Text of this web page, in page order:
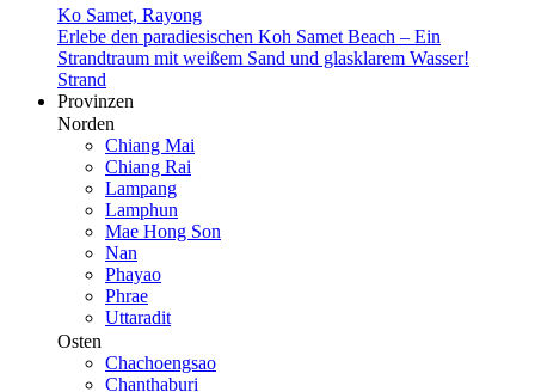
Ko Samet, Rayong
Erlebe den paradiesischen Koh Samet Beach – Ein
Strandtraum mit weißem Sand und glasklarem Wasser!
Strand
Provinzen
Norden
Chiang Mai
Chiang Rai
Lampang
Lamphun
Mae Hong Son
Nan
Phayao
Phrae
Uttaradit
Osten
Chachoengsao
Chanthaburi